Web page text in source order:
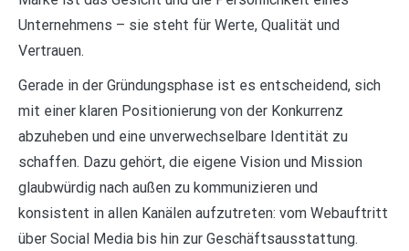
Unternehmens – sie steht für Werte, Qualität und
Vertrauen.
Gerade in der Gründungsphase ist es entscheidend, sich
mit einer klaren Positionierung von der Konkurrenz
abzuheben und eine unverwechselbare Identität zu
schaffen. Dazu gehört, die eigene Vision und Mission
glaubwürdig nach außen zu kommunizieren und
konsistent in allen Kanälen aufzutreten: vom Webauftritt
über Social Media bis hin zur Geschäftsausstattung.